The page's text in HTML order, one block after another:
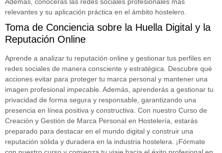
Además, conocerás las redes sociales profesionales más
relevantes y su aplicación práctica en el ámbito hostelero.
Toma de Conciencia sobre la Huella Digital y la
Reputación Online
Aprende a analizar tu reputación online y gestionar tus perfiles en
redes sociales de manera consciente y estratégica. Descubre qué
acciones evitar para proteger tu marca personal y mantener una
imagen profesional impecable. Además, aprenderás a gestionar tu
privacidad de forma segura y responsable, garantizando una
presencia en línea positiva y constructiva. Con nuestro Curso de
Creación y Gestión de Marca Personal en Hostelería, estarás
preparado para destacar en el mundo digital y construir una
reputación sólida y duradera en la industria hostelera. ¡Fórmate